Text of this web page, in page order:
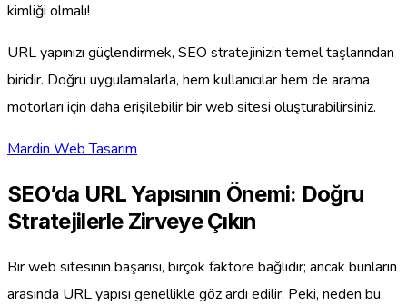
kimliği olmalı!
URL yapınızı güçlendirmek, SEO stratejinizin temel taşlarından
biridir. Doğru uygulamalarla, hem kullanıcılar hem de arama
motorları için daha erişilebilir bir web sitesi oluşturabilirsiniz.
Mardin Web Tasarım
SEO’da URL Yapısının Önemi: Doğru
Stratejilerle Zirveye Çıkın
Bir web sitesinin başarısı, birçok faktöre bağlıdır; ancak bunların
arasında URL yapısı genellikle göz ardı edilir. Peki, neden bu